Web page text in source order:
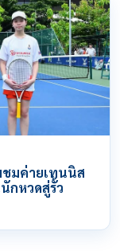
มค่ายเทนนิส
กหวดสู่รั้ว